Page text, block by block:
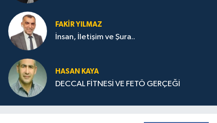
FAKIR YILMAZ
İnsan, İletişim ve Şura..
HASAN KAYA
DECCAL FİTNESİ VE FETÖ GERÇEĞİ